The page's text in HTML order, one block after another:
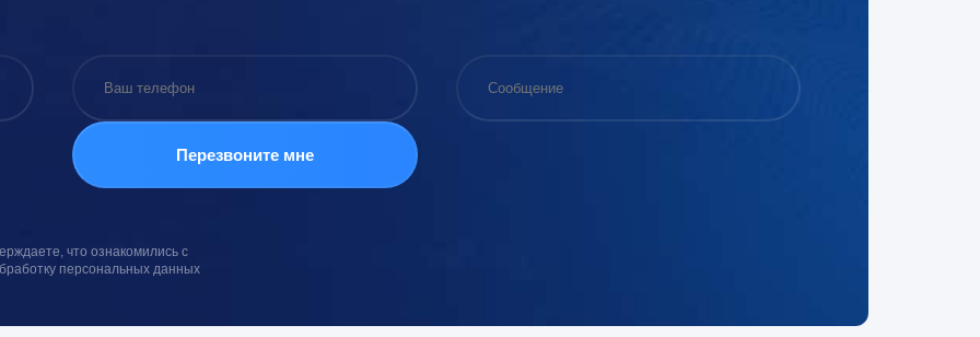
что ознакомились с
персональных данных